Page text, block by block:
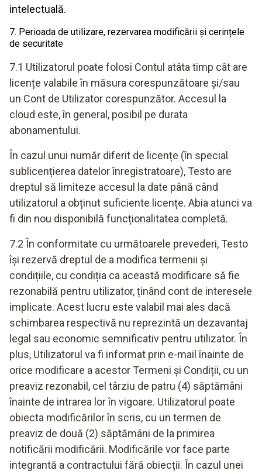
intelectuală.
7. Perioada de utilizare, rezervarea modificării și cerințele
de securitate
7.1 Utilizatorul poate folosi Contul atâta timp cât are
licențe valabile în măsura corespunzătoare și/sau
un Cont de Utilizator corespunzător. Accesul la
cloud este, în general, posibil pe durata
abonamentului.
În cazul unui număr diferit de licențe (în special
sublicențierea datelor înregistratoare), Testo are
dreptul să limiteze accesul la date până când
utilizatorul a obținut suficiente licențe. Abia atunci va
fi din nou disponibilă funcționalitatea completă.
7.2 În conformitate cu următoarele prevederi, Testo
își rezervă dreptul de a modifica termenii și
condițiile, cu condiția ca această modificare să fie
rezonabilă pentru utilizator, ținând cont de interesele
implicate. Acest lucru este valabil mai ales dacă
schimbarea respectivă nu reprezintă un dezavantaj
legal sau economic semnificativ pentru utilizator. În
plus, Utilizatorul va fi informat prin e-mail înainte de
orice modificare a acestor Termeni și Condiții, cu un
preaviz rezonabil, cel târziu de patru (4) săptămâni
înainte de intrarea lor în vigoare. Utilizatorul poate
obiecta modificărilor în scris, cu un termen de
preaviz de două (2) săptămâni de la primirea
notificării modificării. Modificările vor face parte
integrantă a contractului fără obiecții. În cazul unei